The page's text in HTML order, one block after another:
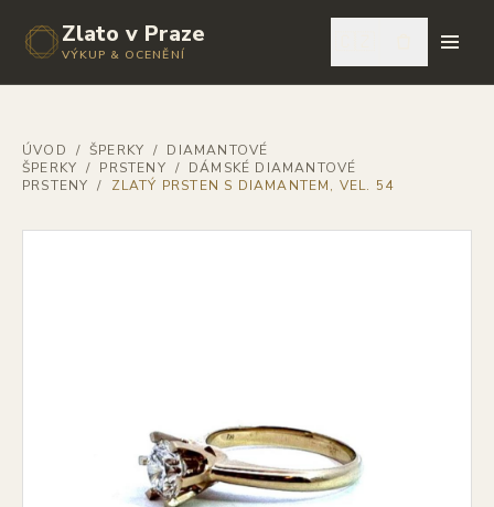
Zlato v Praze
VÝKUP & OCENĚNÍ
ÚVOD / ŠPERKY / DIAMANTOVÉ
ŠPERKY / PRSTENY / DÁMSKÉ DIAMANTOVÉ
PRSTENY / ZLATÝ PRSTEN S DIAMANTEM, VEL. 54